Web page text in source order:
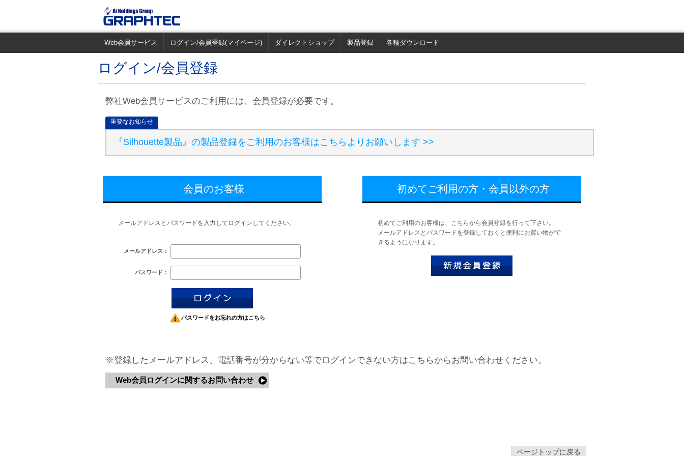
Web会員サービス ログイン/会員登録(マイページ) ダイレクトショップ 製品登録 各種ダウンロード
ログイン/会員登録
弊社Web会員サービスのご利用には、会員登録が必要です。
重要なお知らせ
『Silhouette製品』の製品登録をご利用のお客様はこちらよりお願いします >>
会員のお客様
メールアドレスとパスワードを入力してログインしてください。
メールアドレス：
パスワード：
パスワードをお忘れの方はこちら
初めてご利用の方・会員以外の方
初めてご利用のお客様は、こちらから会員登録を行って下さい。
メールアドレスとパスワードを登録しておくと便利にお買い物がで
きるようになります。
※登録したメールアドレス、電話番号が分からない等でログインできない方はこちらからお問い合わせください。
Web会員ログインに関するお問い合わせ
ページトップに戻る